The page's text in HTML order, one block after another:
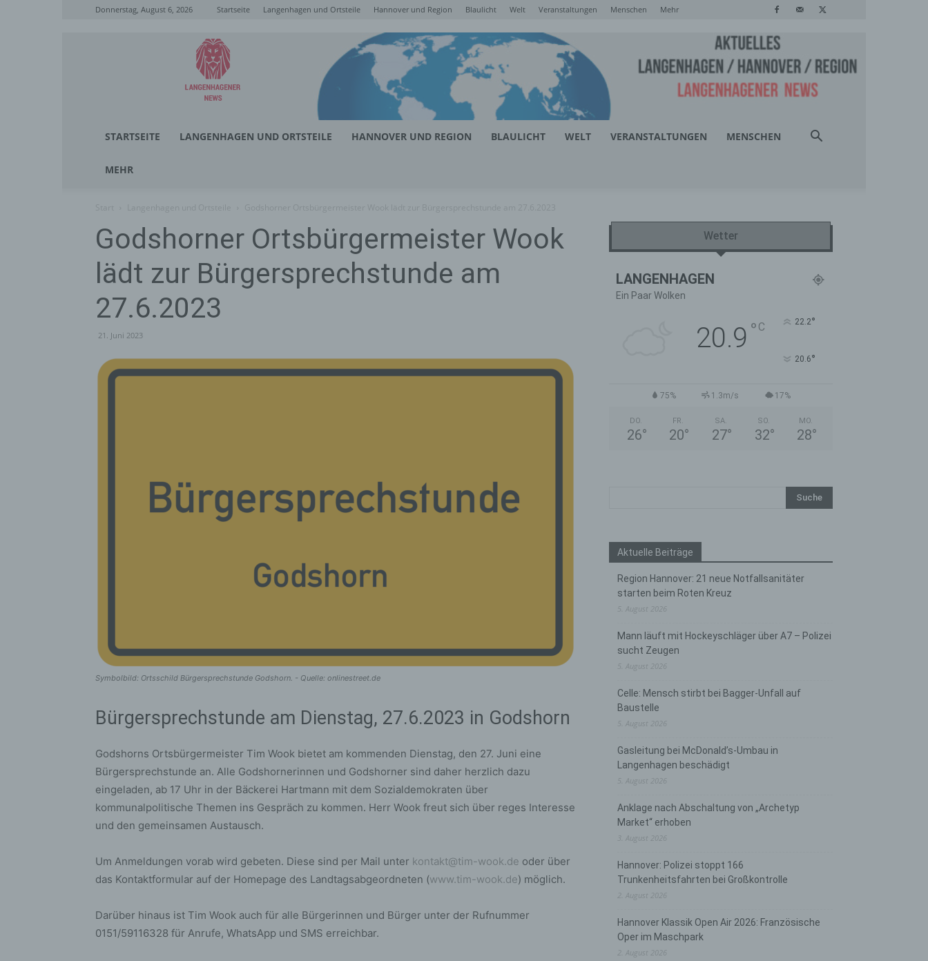
Donnerstag, August 6, 2026 Startseite Langenhagen und Ortsteile Hannover und Region Blaulicht Welt Veranstaltungen Menschen Mehr
Langenhagener
News
STARTSEITE LANGENHAGEN UND ORTSTEILE HANNOVER UND REGION BLAULICHT WELT VERANSTALTUNGEN MENSCHEN
MEHR
Godshorner Ortsbürgermeister Wook
lädt zur Bürgersprechstunde am
27.6.2023
21. Juni 2023
Symbolbild: Ortsschild Bürgersprechstunde Godshorn. - Quelle: onlinestreet.de
Bürgersprechstunde am Dienstag, 27.6.2023 in Godshorn
Godshorns Ortsbürgermeister Tim Wook bietet am kommenden Dienstag, den 27. Juni eine
Bürgersprechstunde an. Alle Godshornerinnen und Godshorner sind daher herzlich dazu
eingeladen, ab 17 Uhr in der Bäckerei Hartmann mit dem Sozialdemokraten über
kommunalpolitische Themen ins Gespräch zu kommen. Herr Wook freut sich über reges Interesse
und den gemeinsamen Austausch.
Um Anmeldungen vorab wird gebeten. Diese sind per Mail unter kontakt@tim-wook.de oder über
das Kontaktformular auf der Homepage des Landtagsabgeordneten (www.tim-wook.de) möglich.
Darüber hinaus ist Tim Wook auch für alle Bürgerinnen und Bürger unter der Rufnummer
0151/59116328 für Anrufe, WhatsApp und SMS erreichbar.
Wetter
LANGENHAGEN
Ein Paar Wolken
20.9 ° C 22.2°
20.6°
75% 1.3m/s 17%
DO.
26°
FR.
20°
SA.
27°
SO.
32°
MO.
28°
Aktuelle Beiträge
Region Hannover: 21 neue Notfallsanitäter
starten beim Roten Kreuz
5. August 2026
Mann läuft mit Hockeyschläger über A7 – Polizei
sucht Zeugen
5. August 2026
Celle: Mensch stirbt bei Bagger-Unfall auf
Baustelle
5. August 2026
Gasleitung bei McDonald’s-Umbau in
Langenhagen beschädigt
5. August 2026
Anklage nach Abschaltung von „Archetyp
Market“ erhoben
3. August 2026
Hannover: Polizei stoppt 166
Trunkenheitsfahrten bei Großkontrolle
2. August 2026
Hannover Klassik Open Air 2026: Französische
Oper im Maschpark
2. August 2026